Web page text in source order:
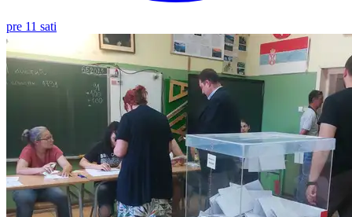
pre 11 sati